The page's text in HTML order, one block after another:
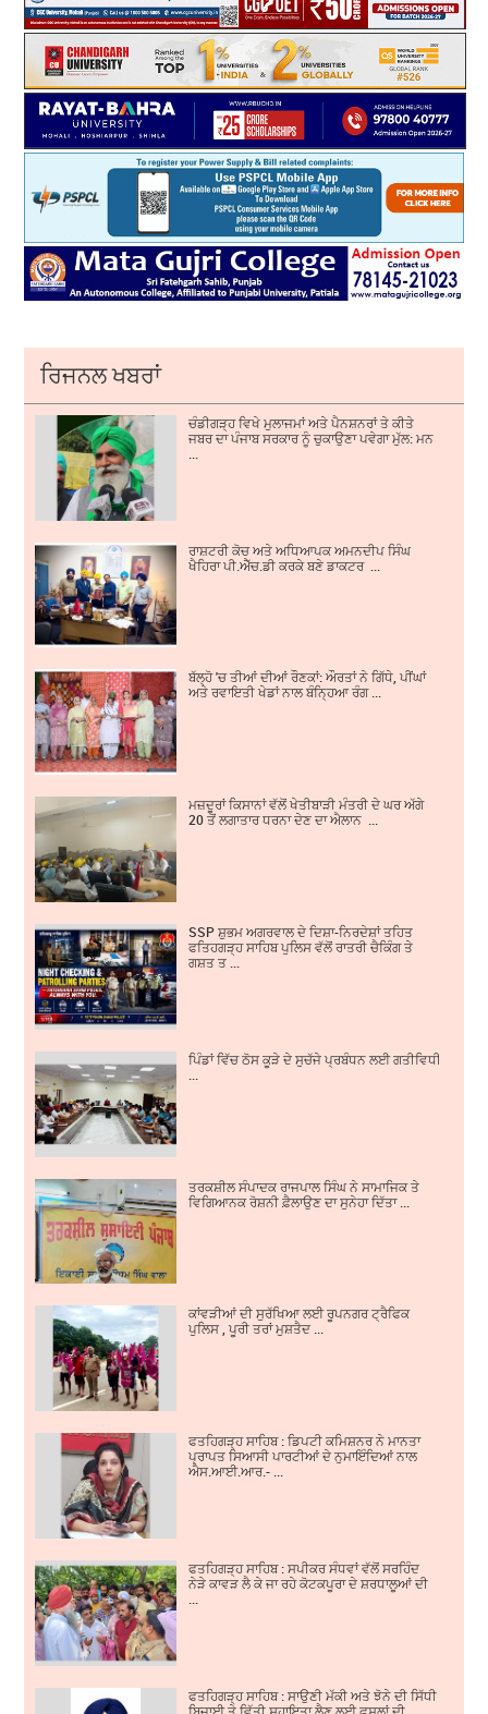
ਰਿਜਨਲ ਖਬਰਾਂ
ਚੰਡੀਗੜ੍ਹ ਵਿਖੇ ਮੁਲਾਜਮਾਂ ਅਤੇ ਪੈਨਸ਼ਨਰਾਂ ਤੇ ਕੀਤੇ
ਜਬਰ ਦਾ ਪੰਜਾਬ ਸਰਕਾਰ ਨੂੰ ਚੁਕਾਉਣਾ ਪਵੇਗਾ ਮੁੱਲ: ਮਨ
ਰਾਸ਼ਟਰੀ ਕੋਚ ਅਤੇ ਅਧਿਆਪਕ ਅਮਨਦੀਪ ਸਿੰਘ
ਖੈਹਿਰਾ ਪੀ.ਐੱਚ.ਡੀ ਕਰਕੇ ਬਣੇ ਡਾਕਟਰ ...
ਬੱਲ੍ਹੋ 'ਚ ਤੀਆਂ ਦੀਆਂ ਰੌਣਕਾਂ: ਔਰਤਾਂ ਨੇ ਗਿੱਧੇ, ਪੀਂਘਾਂ
ਅਤੇ ਰਵਾਇਤੀ ਖੇਡਾਂ ਨਾਲ ਬੰਨ੍ਹਿਆ ਰੰਗ ...
ਮਜ਼ਦੂਰਾਂ ਕਿਸਾਨਾਂ ਵੱਲੋਂ ਖੇਤੀਬਾੜੀ ਮੰਤਰੀ ਦੇ ਘਰ ਅੱਗੇ
20 ਤੋਂ ਲਗਾਤਾਰ ਧਰਨਾ ਦੇਣ ਦਾ ਐਲਾਨ ...
SSP ਸ਼ੁਭਮ ਅਗਰਵਾਲ ਦੇ ਦਿਸ਼ਾ-ਨਿਰਦੇਸ਼ਾਂ ਤਹਿਤ
ਫਤਿਹਗੜ੍ਹ ਸਾਹਿਬ ਪੁਲਿਸ ਵੱਲੋਂ ਰਾਤਰੀ ਚੈਕਿੰਗ ਤੇ
ਗਸ਼ਤ ਤ ...
ਪਿੰਡਾਂ ਵਿੱਚ ਠੋਸ ਕੂੜੇ ਦੇ ਸੁਚੱਜੇ ਪ੍ਰਬੰਧਨ ਲਈ ਗਤੀਵਿਧੀਆਂ
ਤਰਕਸ਼ੀਲ ਸੰਪਾਦਕ ਰਾਜਪਾਲ ਸਿੰਘ ਨੇ ਸਾਮਾਜਿਕ ਤੇ
ਵਿਗਿਆਨਕ ਰੋਸ਼ਨੀ ਫ਼ੈਲਾਉਣ ਦਾ ਸੁਨੇਹਾ ਦਿੱਤਾ ...
ਕਾਂਵੜੀਆਂ ਦੀ ਸੁਰੱਖਿਆ ਲਈ ਰੂਪਨਗਰ ਟ੍ਰੈਫਿਕ
ਪੁਲਿਸ , ਪੂਰੀ ਤਰਾਂ ਮੁਸ਼ਤੈਦ ...
ਫਤਹਿਗੜ੍ਹ ਸਾਹਿਬ : ਡਿਪਟੀ ਕਮਿਸ਼ਨਰ ਨੇ ਮਾਨਤਾ
ਪ੍ਰਾਪਤ ਸਿਆਸੀ ਪਾਰਟੀਆਂ ਦੇ ਨੁਮਾਇੰਦਿਆਂ ਨਾਲ
ਐਸ.ਆਈ.ਆਰ.- ...
ਫਤਹਿਗੜ੍ਹ ਸਾਹਿਬ : ਸਪੀਕਰ ਸੰਧਵਾਂ ਵੱਲੋਂ ਸਰਹਿੰਦ
ਨੇੜੇ ਕਾਵੜ ਲੈ ਕੇ ਜਾ ਰਹੇ ਕੋਟਕਪੂਰਾ ਦੇ ਸ਼ਰਧਾਲੂਆਂ ਦੀ
ਫਤਹਿਗੜ੍ਹ ਸਾਹਿਬ : ਸਾਉਣੀ ਮੱਕੀ ਅਤੇ ਝੋਨੇ ਦੀ ਸਿੱਧੀ
ਬਿਜਾਈ ਤੇ ਵਿੱਤੀ ਸਹਾਇਤਾ ਲੈਣ ਲਈ ਫਸਲਾਂ ਦੀ